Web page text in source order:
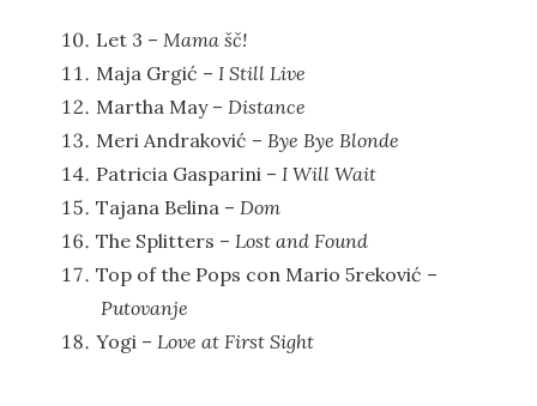
Let 3 – Mama šč!
Maja Grgić – I Still Live
Martha May – Distance
Meri Andraković – Bye Bye Blonde
Patricia Gasparini – I Will Wait
Tajana Belina – Dom
The Splitters – Lost and Found
Top of the Pops con Mario 5reković –
Putovanje
Yogi – Love at First Sight